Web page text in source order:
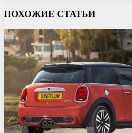
ПОХОЖИЕ СТАТЬИ